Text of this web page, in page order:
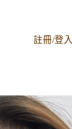
註冊/登入